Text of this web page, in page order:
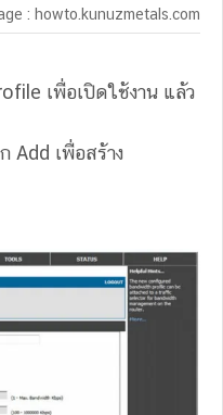
: howto.kunuzmetals.com
เพื่อเปิดใช้งาน แล้ว
Add เพื่อสร้าง